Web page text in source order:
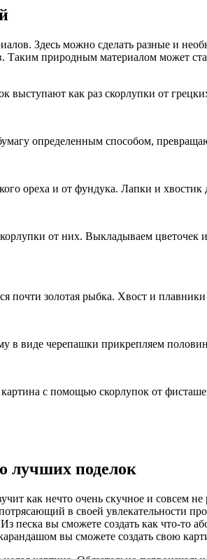
Здесь можно сделать разные и
Таким природным материалом может
выступают как раз скорлупки от
определенным способом,
ореха и от фундука. Лапки и хвостик
от них. Выкладываем
почти золотая рыбка. Хвост и
в виде черепашки прикрепляем
с помощью скорлупок от
лучших поделок
как нечто очень скучное и совсем
в своей увлекательности
песка вы сможете создать как что-то
вы сможете создать свою